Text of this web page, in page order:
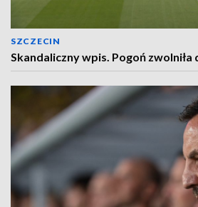
SZCZECIN
Skandaliczny wpis. Pogoń zwolniła